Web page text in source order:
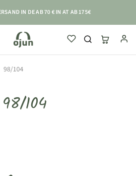
IN DE AB 70 € IN AT AB 175€
98/104
98/104